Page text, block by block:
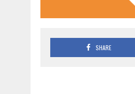
SHARE